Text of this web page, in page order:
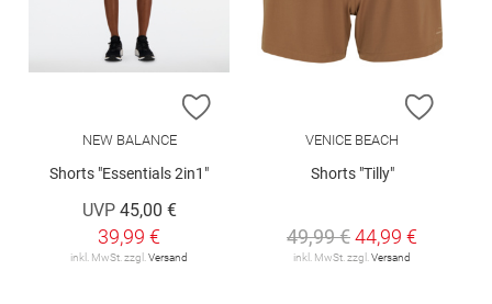
ZUR WUNSCHLISTE HINZUFÜGEN
NEW BALANCE
Shorts "Essentials 2in1"
UVP 45,00 €
39,99 €
inkl. MwSt. zzgl. Versand
ZUR
VENICE BEACH
Shorts "Tilly"
49,99 €44,99 €
inkl. MwSt. zzgl. Versand